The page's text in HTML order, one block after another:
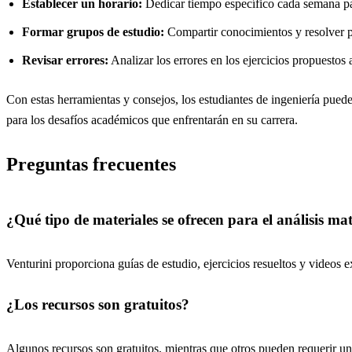
Establecer un horario: Dedicar tiempo específico cada semana
Formar grupos de estudio: Compartir conocimientos y resolver
Revisar errores: Analizar los errores en los ejercicios
Con estas herramientas y consejos, los estudiantes de ingeniería
para los desafíos académicos que enfrentarán en su carrera.
Preguntas frecuentes
¿Qué tipo de materiales se ofrecen para el análisis
Venturini proporciona guías de estudio, ejercicios resueltos y videos
¿Los recursos son gratuitos?
Algunos recursos son gratuitos, mientras que otros pueden requerir